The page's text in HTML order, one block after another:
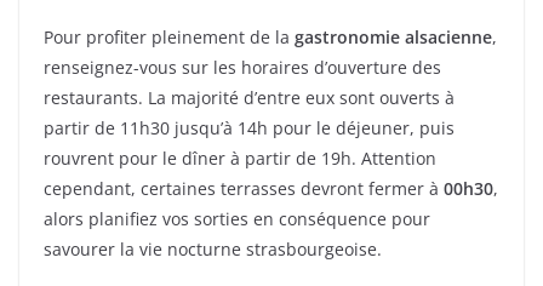
Pour profiter pleinement de la gastronomie alsacienne,
renseignez-vous sur les horaires d’ouverture des
restaurants. La majorité d’entre eux sont ouverts à
partir de 11h30 jusqu’à 14h pour le déjeuner, puis
rouvrent pour le dîner à partir de 19h. Attention
cependant, certaines terrasses devront fermer à 00h30,
alors planifiez vos sorties en conséquence pour
savourer la vie nocturne strasbourgeoise.